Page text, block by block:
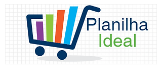
Hojas de cálculo profesionales
listas para usar Descarga gratuita